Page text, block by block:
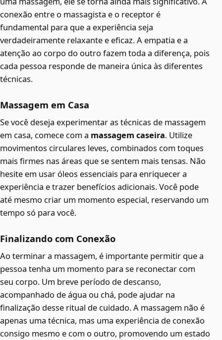
conexão entre o massagista e o receptor é
fundamental para que a experiência seja
verdadeiramente relaxante e eficaz. A empatia e a
atenção ao corpo do outro fazem toda a diferença, pois
cada pessoa responde de maneira única às diferentes
técnicas.
Massagem em Casa
Se você deseja experimentar as técnicas de massagem
em casa, comece com a massagem caseira. Utilize
movimentos circulares leves, combinados com toques
mais firmes nas áreas que se sentem mais tensas. Não
hesite em usar óleos essenciais para enriquecer a
experiência e trazer benefícios adicionais. Você pode
até mesmo criar um momento especial, reservando um
tempo só para você.
Finalizando com Conexão
Ao terminar a massagem, é importante permitir que a
pessoa tenha um momento para se reconectar com
seu corpo. Um breve período de descanso,
acompanhado de água ou chá, pode ajudar na
finalização desse ritual de cuidado. A massagem não é
apenas uma técnica, mas uma experiência de conexão
consigo mesmo e com o outro, promovendo um estado